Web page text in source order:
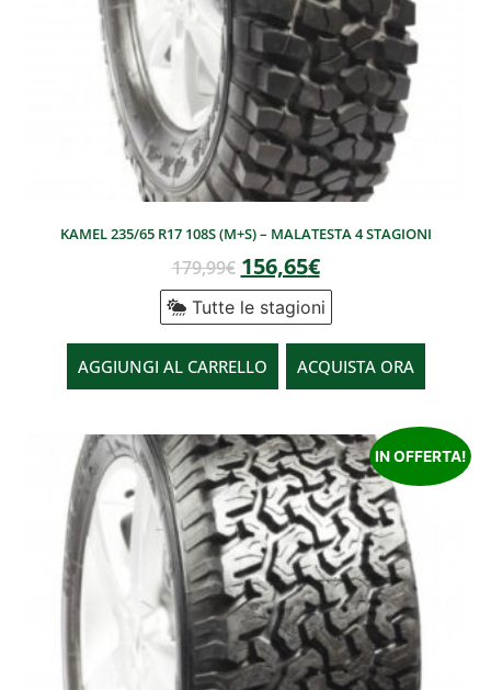
KAMEL 235/65 R17 108S (M+S) – MALATESTA 4 STAGIONI
179,99€ 156,65€
Tutte le stagioni
AGGIUNGI AL CARRELLO ACQUISTA ORA
IN OFFERTA!